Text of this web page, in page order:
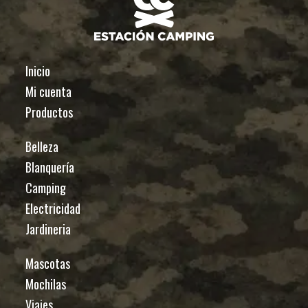
Inicio
Mi cuenta
Productos
Belleza
Blanquería
Camping
Electricidad
Jardineria
Mascotas
Mochilas